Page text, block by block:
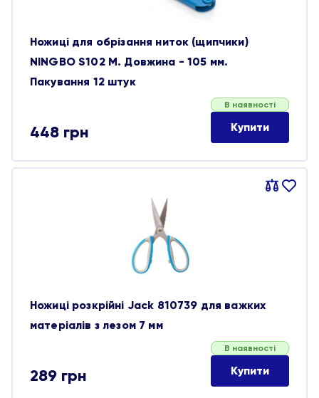
Ножиці для обрізання ниток (щипчики)
NINGBO S102 M. Довжина - 105 мм.
Пакування 12 штук
448 грн
В наявності
Купити
Порівняти
В
Ножиці розкрійні Jack 810739 для важких
матеріалів з лезом 7 мм
289 грн
В наявності
Купити